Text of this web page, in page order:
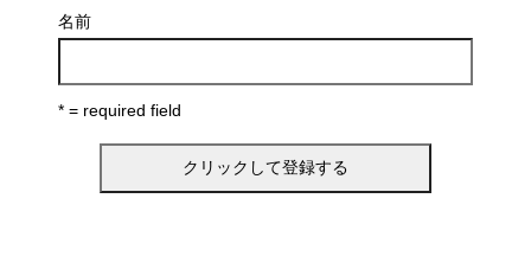
名前
* = required field